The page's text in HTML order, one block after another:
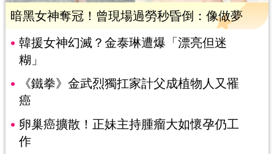
暗黑女神奪冠！曾現場過勞秒昏倒：像做夢
韓援女神幻滅？金泰琳遭爆「漂亮但迷
糊」
《鐵拳》金武烈獨扛家計父成植物人又罹
癌
卵巢癌擴散！正妹主持腫瘤大如懷孕仍工
作